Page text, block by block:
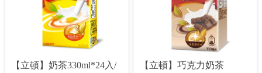
【立頓】奶茶330ml*24入/
【立頓】巧克力奶茶